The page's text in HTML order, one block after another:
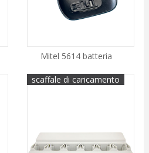
Mitel 5614 batteria
scaffale di caricamento